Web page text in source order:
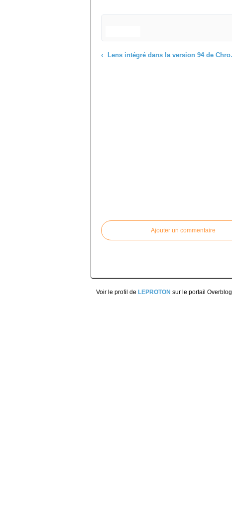
Lens intégré dans la version 94 de Chrome ?
Ajouter un commentaire
Voir le profil de LEPROTON sur le portail Overblog